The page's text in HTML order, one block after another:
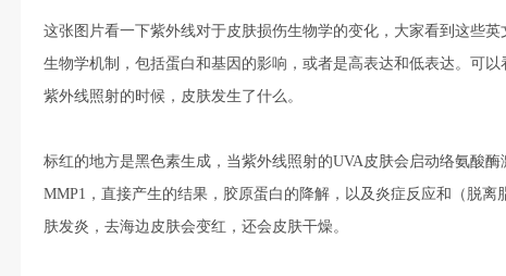
这张图片看一下紫外线对于皮肤损伤生物学的变化，大家看到这些
生物学机制，包括蛋白和基因的影响，或者是高表达和低表达。可以
紫外线照射的时候，皮肤发生了什么。
标红的地方是黑色素生成，当紫外线照射的UVA皮肤会启动络氨酸
MMP1，直接产生的结果，胶原蛋白的降解，以及炎症反应和（脱离
肤发炎，去海边皮肤会变红，还会皮肤干燥。